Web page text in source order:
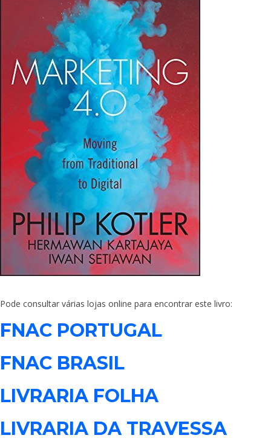
Pode consultar várias lojas online para encontrar este livro:
FNAC PORTUGAL
FNAC BRASIL
LIVRARIA FOLHA
LIVRARIA DA TRAVESSA